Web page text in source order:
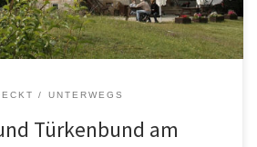
UNTERWEGS
Türkenbund am